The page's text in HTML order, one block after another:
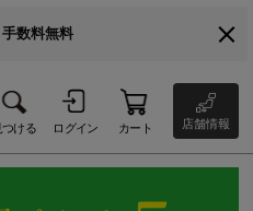
数料無料
つける ログイン カート 店舗情報